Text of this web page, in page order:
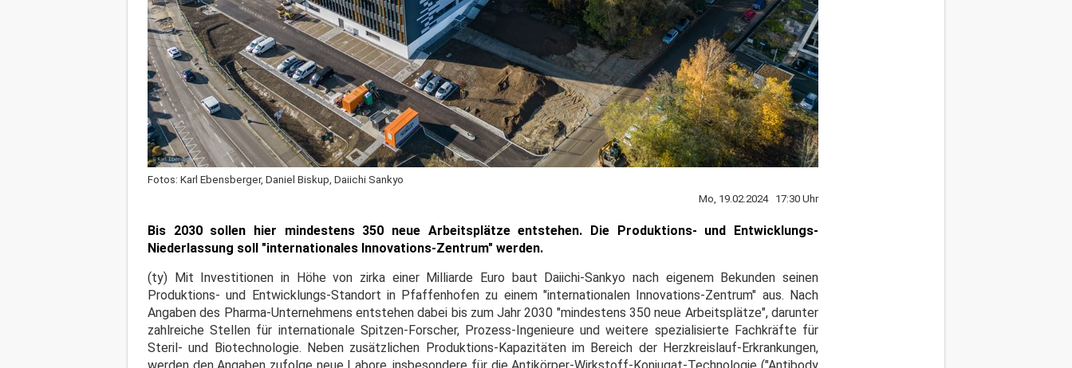
Fotos: Karl Ebensberger, Daniel Biskup, Daiichi Sankyo
Mo, 19.02.2024 17:30 Uhr
Bis 2030 sollen hier mindestens 350 neue Arbeitsplätze entstehen. Die Produktions- und Entwicklungs-
Niederlassung soll "internationales Innovations-Zentrum" werden.
(ty) Mit Investitionen in Höhe von zirka einer Milliarde Euro baut Daiichi-Sankyo nach eigenem Bekunden seinen
Produktions- und Entwicklungs-Standort in Pfaffenhofen zu einem "internationalen Innovations-Zentrum" aus. Nach
Angaben des Pharma-Unternehmens entstehen dabei bis zum Jahr 2030 "mindestens 350 neue Arbeitsplätze", darunter
zahlreiche Stellen für internationale Spitzen-Forscher, Prozess-Ingenieure und weitere spezialisierte Fachkräfte für
Steril- und Biotechnologie. Neben zusätzlichen Produktions-Kapazitäten im Bereich der Herzkreislauf-Erkrankungen,